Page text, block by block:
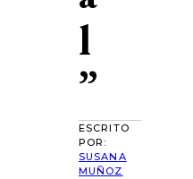
l
”
ESCRITO
POR:
SUSANA
MUÑOZ